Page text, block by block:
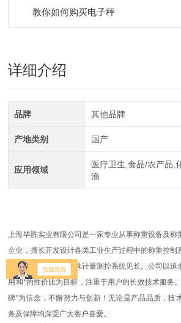
教你如何购买电子秤
详细介绍
品牌 其他品牌
产地类别 国产
应用领域
医疗卫生,食品/农产品,
渔
上海毕胜实业有限公司是一家专业从事称重设备及称
企业，擅长开发设计各类工业生产过程中的称重控制
选别、配料控制、特殊计量测控系统见长。公司以
用和*的性价比为目标，注重于用户的长效技术服务
碑"为信念，不懈努力与创新！无论是产品品质，技
务及保障均深受广大客户喜爱。